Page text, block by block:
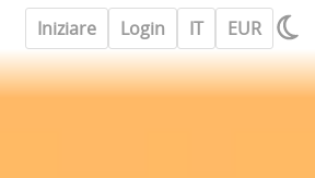
Iniziare Login IT EUR